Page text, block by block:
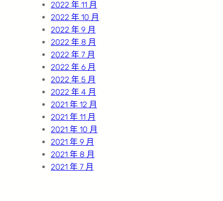
2022 年 11 月
2022 年 10 月
2022 年 9 月
2022 年 8 月
2022 年 7 月
2022 年 6 月
2022 年 5 月
2022 年 4 月
2021 年 12 月
2021 年 11 月
2021 年 10 月
2021 年 9 月
2021 年 8 月
2021 年 7 月